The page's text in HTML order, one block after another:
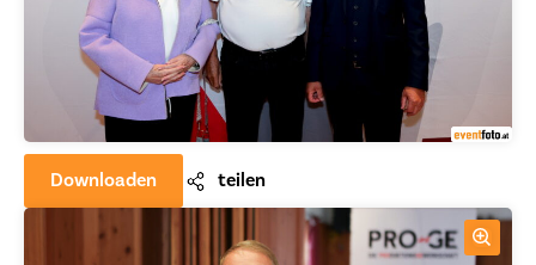
Downloaden teilen